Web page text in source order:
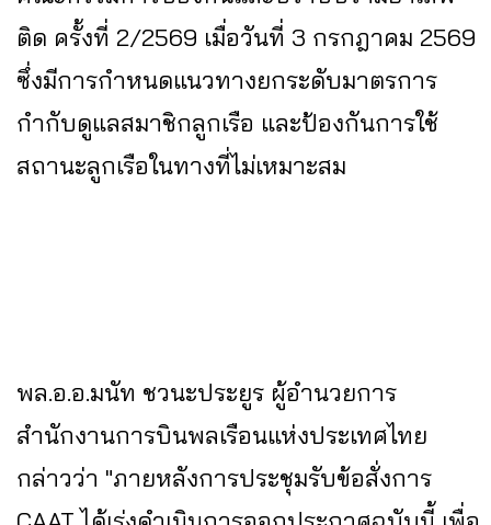
ติด ครั้งที่ 2/2569 เมื่อวันที่ 3 กรกฎาคม 2569
ซึ่งมีการกำหนดแนวทางยกระดับมาตรการ
กำกับดูแลสมาชิกลูกเรือ และป้องกันการใช้
สถานะลูกเรือในทางที่ไม่เหมาะสม
พล.อ.อ.มนัท ชวนะประยูร ผู้อำนวยการ
สำนักงานการบินพลเรือนแห่งประเทศไทย
กล่าวว่า "ภายหลังการประชุมรับข้อสั่งการ